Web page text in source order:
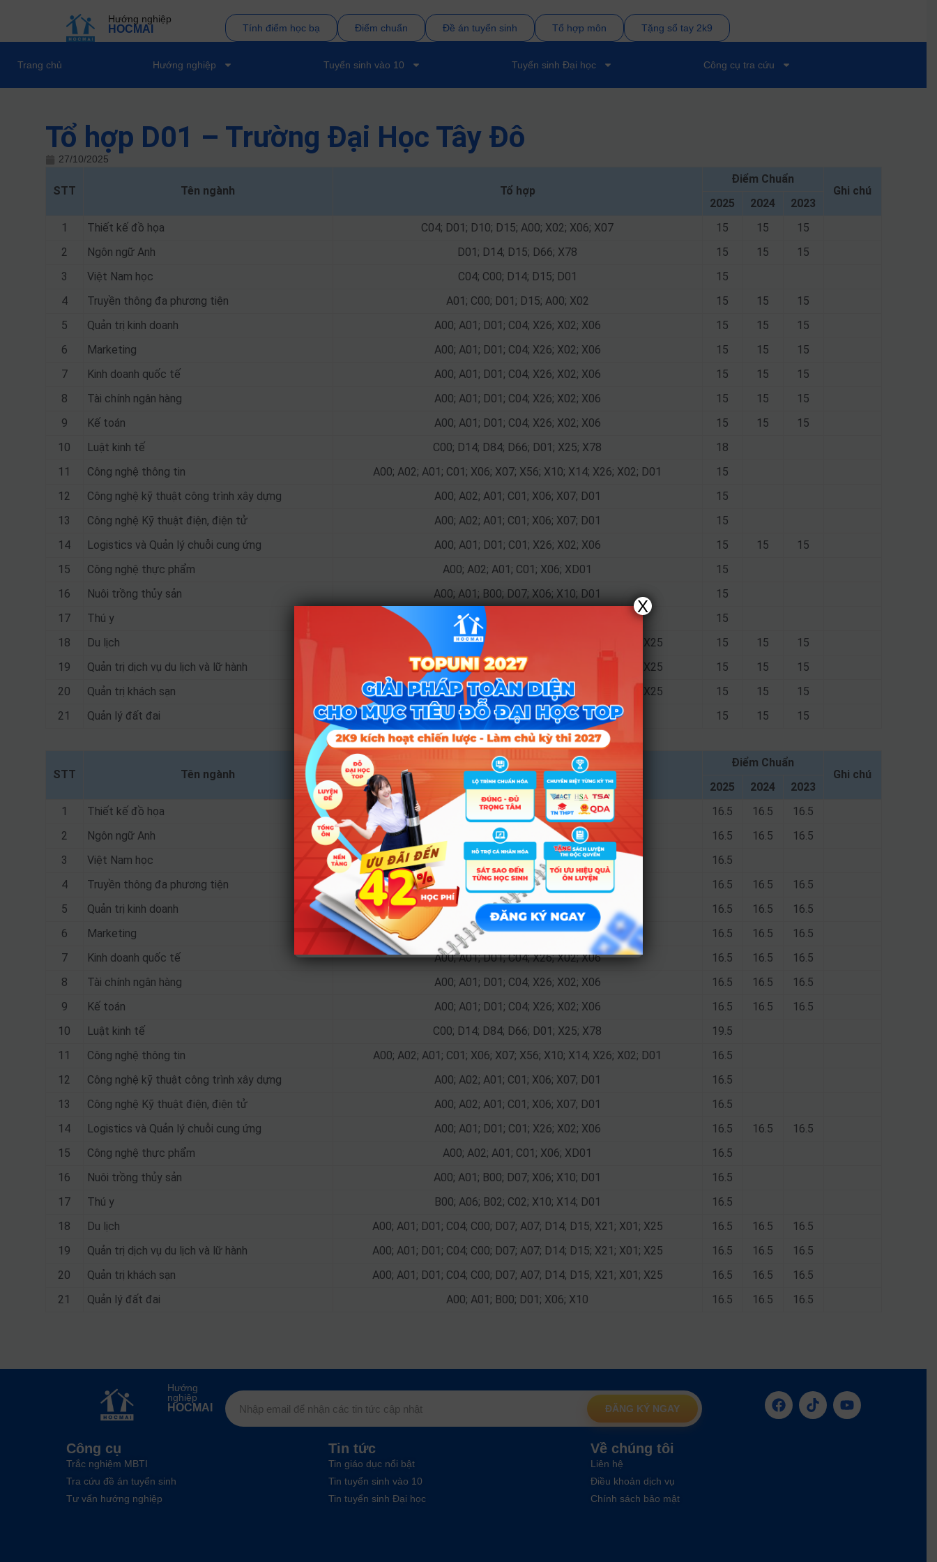
Hướng nghiệp
HOCMAI Tính điểm học bạ Điểm chuẩn Đề án tuyển sinh Tổ hợp môn Tặng sổ tay 2k9
Trang chủ Hướng nghiệp Tuyển sinh vào 10 Tuyển sinh Đại học Công cụ tra cứu
Tổ hợp D01 – Trường Đại Học Tây Đô
27/10/2025
STT Tên ngành Tổ hợp
Điểm Chuẩn
Ghi chú
2025
2024
2023
1
Thiết kế đồ họa C04; D01; D10; D15; A00; X02; X06; X07 15 15
15
2
Ngôn ngữ Anh D01; D14; D15; D66; X78 15 15
15
3
Việt Nam học C04; C00; D14; D15; D01
15
4
Truyền thông đa phương tiện A01; C00; D01; D15; A00; X02 15 15
15
5
Quản trị kinh doanh A00; A01; D01; C04; X26; X02; X06 15 15
15
6
Marketing A00; A01; D01; C04; X26; X02; X06 15 15
15
7
Kinh doanh quốc tế A00; A01; D01; C04; X26; X02; X06 15 15
15
8
Tài chính ngân hàng A00; A01; D01; C04; X26; X02; X06 15 15
15
9
Kế toán A00; A01; D01; C04; X26; X02; X06 15 15
15
10
Luật kinh tế C00; D14; D84; D66; D01; X25; X78
18
11
Công nghệ thông tin A00; A02; A01; C01; X06; X07; X56; X10; X14; X26; X02; D01
15
12
Công nghệ kỹ thuật công trình xây dựng A00; A02; A01; C01; X06; X07; D01
15
13
Công nghệ Kỹ thuật điện, điện tử A00; A02; A01; C01; X06; X07; D01
15
14
Logistics và Quản lý chuỗi cung ứng A00; A01; D01; C01; X26; X02; X06 15 15
15
15
Công nghệ thực phẩm A00; A02; A01; C01; X06; XD01
15
16
Nuôi trồng thủy sản A00; A01; B00; D07; X06; X10; D01
15
17
Thú y B00; A06; B02; C02; X10; X14; D01
15
18
Du lịch A00; A01; D01; C04; C00; D07; A07; D14; D15; X21; X01; X25 15 15
15
19
Quản trị dịch vụ du lịch và lữ hành A00; A01; D01; C04; C00; D07; A07; D14; D15; X21; X01; X25 15 15
15
20
Quản trị khách sạn A00; A01; D01; C04; C00; D07; A07; D14; D15; X21; X01; X25 15 15
15
21
Quản lý đất đai A00; A01; B00; D01; X06; X10 15 15 15
STT Tên ngành Tổ hợp
Điểm Chuẩn
Ghi chú
2025
2024
2023
1
Thiết kế đồ họa C04; D01; D10; D15; A00; X02; X06; X07 16.5 16.5
16.5
2
Ngôn ngữ Anh D01; D14; D15; D66; X78 16.5 16.5
16.5
3
Việt Nam học C04; C00; D14; D15; D01
16.5
4
Truyền thông đa phương tiện A01; C00; D01; D15; A00; X02 16.5 16.5
16.5
5
Quản trị kinh doanh A00; A01; D01; C04; X26; X02; X06 16.5 16.5
16.5
6
Marketing A00; A01; D01; C04; X26; X02; X06 16.5 16.5
16.5
7
Kinh doanh quốc tế A00; A01; D01; C04; X26; X02; X06 16.5 16.5
16.5
8
Tài chính ngân hàng A00; A01; D01; C04; X26; X02; X06 16.5 16.5
16.5
9
Kế toán A00; A01; D01; C04; X26; X02; X06 16.5 16.5
16.5
10
Luật kinh tế C00; D14; D84; D66; D01; X25; X78
19.5
11
Công nghệ thông tin A00; A02; A01; C01; X06; X07; X56; X10; X14; X26; X02; D01
16.5
12
Công nghệ kỹ thuật công trình xây dựng A00; A02; A01; C01; X06; X07; D01
16.5
13
Công nghệ Kỹ thuật điện, điện tử A00; A02; A01; C01; X06; X07; D01
16.5
14
Logistics và Quản lý chuỗi cung ứng A00; A01; D01; C01; X26; X02; X06 16.5 16.5
16.5
15
Công nghệ thực phẩm A00; A02; A01; C01; X06; XD01
16.5
16
Nuôi trồng thủy sản A00; A01; B00; D07; X06; X10; D01
16.5
17
Thú y B00; A06; B02; C02; X10; X14; D01
16.5
18
Du lịch A00; A01; D01; C04; C00; D07; A07; D14; D15; X21; X01; X25 16.5 16.5
16.5
19
Quản trị dịch vụ du lịch và lữ hành A00; A01; D01; C04; C00; D07; A07; D14; D15; X21; X01; X25 16.5 16.5
16.5
20
Quản trị khách sạn A00; A01; D01; C04; C00; D07; A07; D14; D15; X21; X01; X25 16.5 16.5
16.5
21
Quản lý đất đai A00; A01; B00; D01; X06; X10 16.5 16.5 16.5
Hướng
nghiệp
HOCMAI ĐĂNG KÝ NGAY
Công cụ
Trắc nghiệm MBTI
Tra cứu đề án tuyển sinh
Tư vấn hướng nghiệp
Tin tức
Tin giáo dục nổi bật
Tin tuyển sinh vào 10
Tin tuyển sinh Đại học
Về chúng tôi
Liên hệ
Điều khoản dịch vụ
Chính sách bảo mật
X